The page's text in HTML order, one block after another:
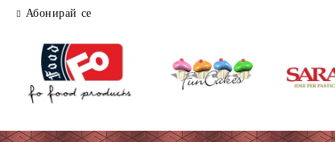
Абонирай се